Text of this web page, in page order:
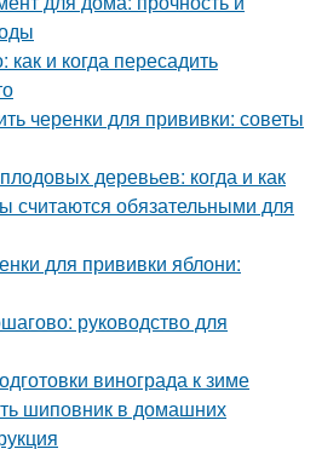
и когда пересадить
черенки для прививки: советы
деревьев: когда и как
считаются обязательными для
для прививки яблони:
руководство для
винограда к зиме
шиповник в домашних